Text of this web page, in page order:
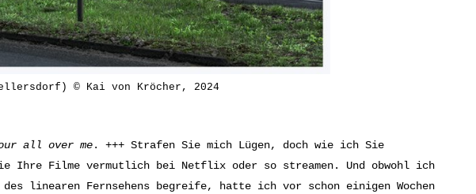
© Kai von Kröcher, 2024
all over me. +++ Strafen Sie mich Lügen, doch wie ich Sie
Ihre Filme vermutlich bei Netflix oder so streamen. Und obwohl ich
des linearen Fernsehens begreife, hatte ich vor schon einigen Wochen